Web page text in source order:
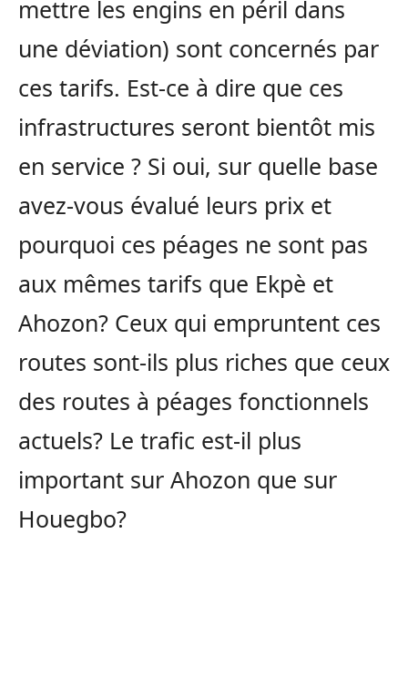
mettre les engins en péril dans
une déviation) sont concernés par
ces tarifs. Est-ce à dire que ces
infrastructures seront bientôt mis
en service ? Si oui, sur quelle base
avez-vous évalué leurs prix et
pourquoi ces péages ne sont pas
aux mêmes tarifs que Ekpè et
Ahozon? Ceux qui empruntent ces
routes sont-ils plus riches que ceux
des routes à péages fonctionnels
actuels? Le trafic est-il plus
important sur Ahozon que sur
Houegbo?